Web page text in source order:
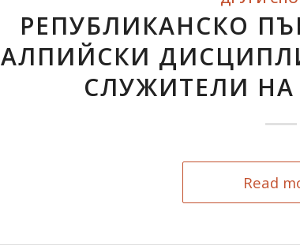
РЕПУБЛИКАНСКО
АЛПИЙСКИ
СЛУЖИТЕЛИ НА
Read